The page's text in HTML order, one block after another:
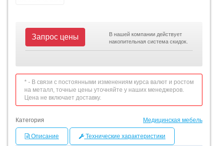
Запрос цены
В нашей компании действует
накопительная система скидок.
* - В связи с постоянными изменениям курса валют и ростом
на металл, точные цены уточняйте у наших менеджеров.
Цена не включает доставку.
Категория Медицинская мебель
Описание Технические характеристики